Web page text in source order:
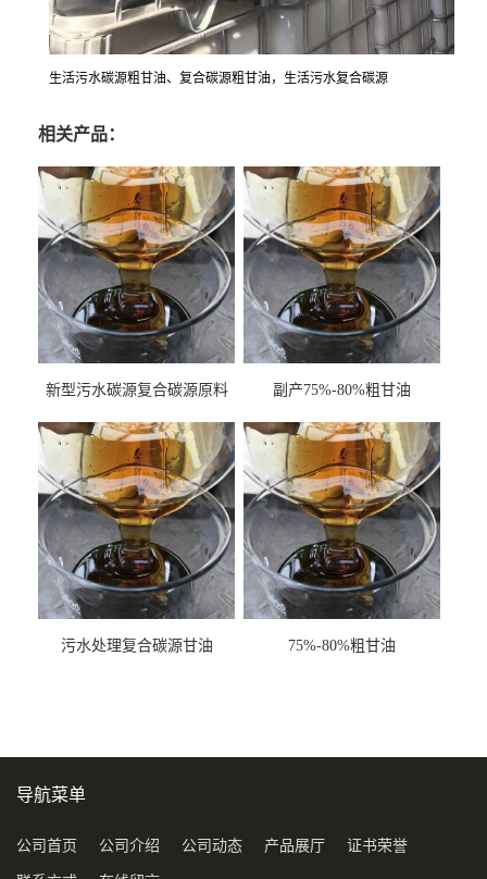
生活污水碳源粗甘油、复合碳源粗甘油，生活污水复合碳源
相关产品：
新型污水碳源复合碳源原料
副产75%-80%粗甘油
污水处理复合碳源甘油
75%-80%粗甘油
导航菜单
公司首页 公司介绍 公司动态 产品展厅 证书荣誉